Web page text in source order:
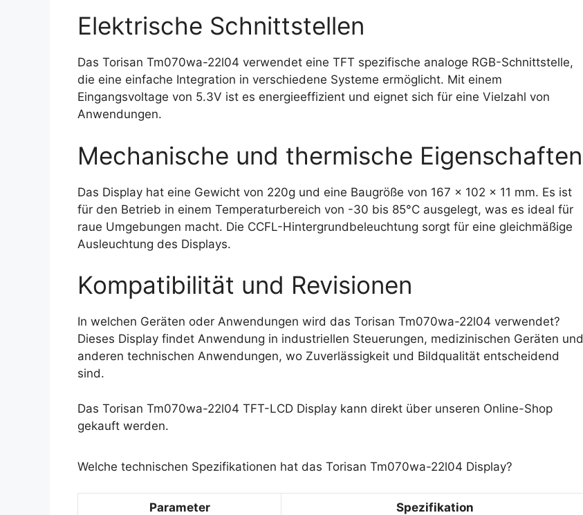
Elektrische Schnittstellen
Das Torisan Tm070wa-22l04 verwendet eine TFT spezifische analoge RGB-Schnittstelle,
die eine einfache Integration in verschiedene Systeme ermöglicht. Mit einem
Eingangsvoltage von 5.3V ist es energieeffizient und eignet sich für eine Vielzahl von
Anwendungen.
Mechanische und thermische Eigenschaften
Das Display hat eine Gewicht von 220g und eine Baugröße von 167 x 102 x 11 mm. Es ist
für den Betrieb in einem Temperaturbereich von -30 bis 85°C ausgelegt, was es ideal für
raue Umgebungen macht. Die CCFL-Hintergrundbeleuchtung sorgt für eine gleichmäßige
Ausleuchtung des Displays.
Kompatibilität und Revisionen
In welchen Geräten oder Anwendungen wird das Torisan Tm070wa-22l04 verwendet?
Dieses Display findet Anwendung in industriellen Steuerungen, medizinischen Geräten und
anderen technischen Anwendungen, wo Zuverlässigkeit und Bildqualität entscheidend
sind.
Das Torisan Tm070wa-22l04 TFT-LCD Display kann direkt über unseren Online-Shop
gekauft werden.
Welche technischen Spezifikationen hat das Torisan Tm070wa-22l04 Display?
Parameter Spezifikation